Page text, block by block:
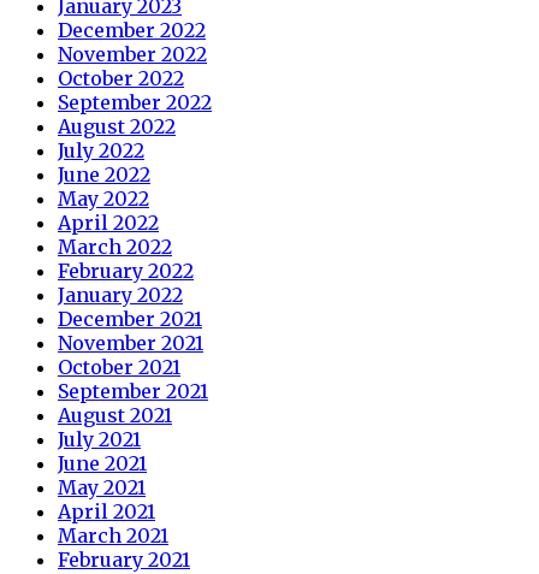
January 2023
December 2022
November 2022
October 2022
September 2022
August 2022
July 2022
June 2022
May 2022
April 2022
March 2022
February 2022
January 2022
December 2021
November 2021
October 2021
September 2021
August 2021
July 2021
June 2021
May 2021
April 2021
March 2021
February 2021